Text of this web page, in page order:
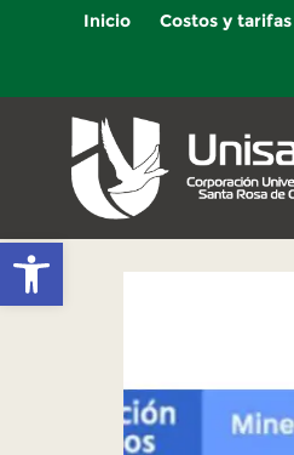
Abrir barra de herramientas
Inicio Costos y tarifas